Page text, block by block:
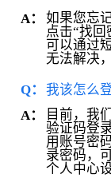
A：
如果您忘
点击“找
可以通过
无法解决
Q： 我该怎么
A：
目前，我
验证码登
用账号密
录密码，
个人中心